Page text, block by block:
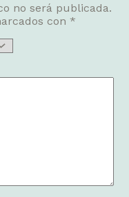
no será publicada.
con *